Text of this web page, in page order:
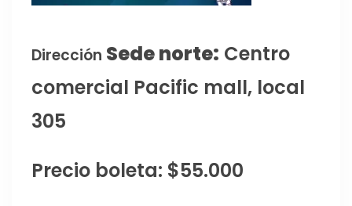
Dirección Sede norte: Centro
comercial Pacific mall, local
305
Precio boleta: $55.000